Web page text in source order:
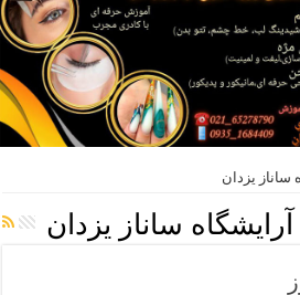
ساناز یزدان
آرایشگاه ساناز یزدان